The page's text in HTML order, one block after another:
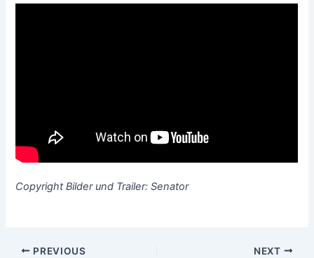
Copyright Bilder und Trailer: Senator
Post
PREVIOUS NEXT